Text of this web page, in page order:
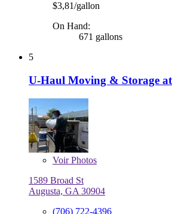
$3,81/gallon
On Hand:
671 gallons
5
U-Haul Moving & Storage
VoirPhotos
1589 Broad St
Augusta, GA 30904
(706) 722-4396